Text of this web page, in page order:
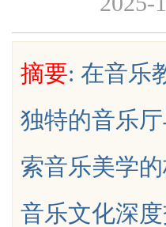
uz
摘要: 在音乐
独特的音乐
索音乐美学
音乐文化深
三维解析